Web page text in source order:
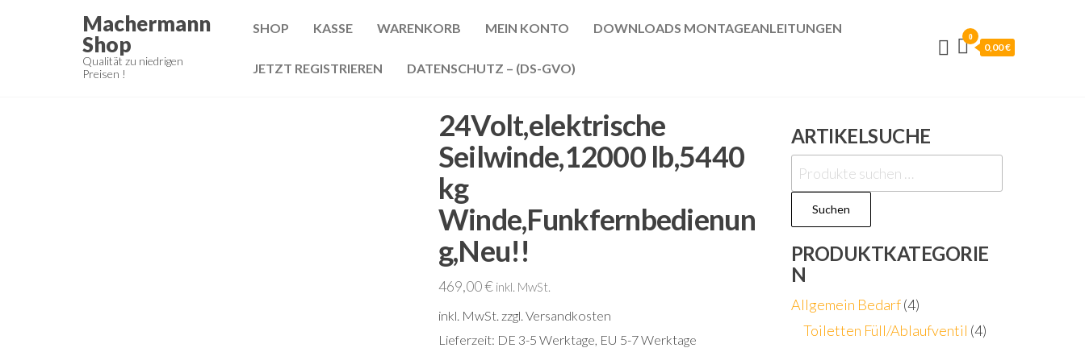
Machermann
Shop
Qualität zu niedrigen
Preisen !
SHOP KASSE WARENKORB MEIN KONTO DOWNLOADS MONTAGEANLEITUNGEN
JETZT REGISTRIEREN DATENSCHUTZ – (DS-GVO)
0
0,00 €
24Volt,elektrische
Seilwinde,12000 lb,5440
kg
Winde,Funkfernbedienun
g,Neu!!
469,00€ inkl. MwSt.
inkl. MwSt. zzgl. Versandkosten
Lieferzeit: DE 3-5 Werktage, EU 5-7 Werktage
ARTIKELSUCHE
Suchen
nach:
Suchen
PRODUKTKATEGORIE
N
Allgemein Bedarf (4)
Toiletten Füll/Ablaufventil (4)